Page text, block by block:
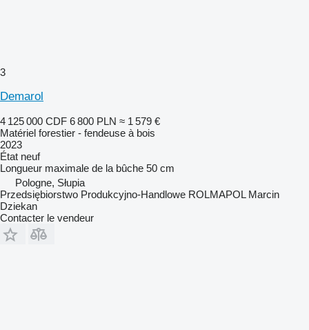
3
Demarol
4 125 000 CDF 6 800 PLN ≈ 1 579 €
Matériel forestier - fendeuse à bois
2023
État neuf
Longueur maximale de la bûche 50 cm
Pologne, Słupia
Przedsiębiorstwo Produkcyjno-Handlowe ROLMAPOL Marcin
Dziekan
Contacter le vendeur